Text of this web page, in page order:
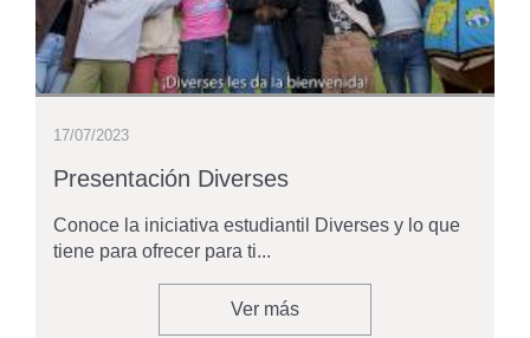
17/07/2023
Presentación Diverses
Conoce la iniciativa estudiantil Diverses y lo que
tiene para ofrecer para ti...
Ver más